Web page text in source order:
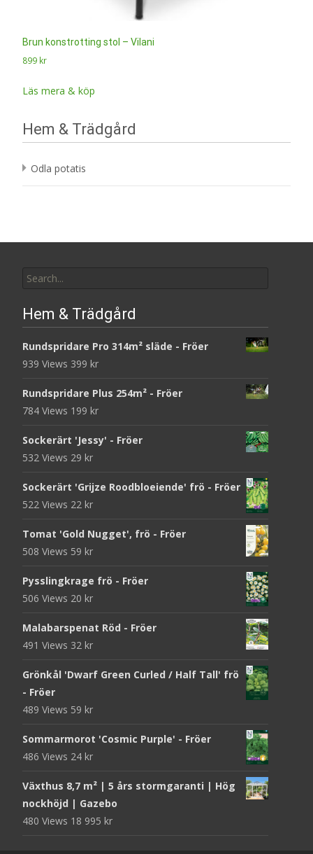
Brun konstrotting stol – Vilani
899 kr
Läs mera & köp
Hem & Trädgård
Odla potatis
for:
Hem & Trädgård
Rundspridare Pro 314m² släde - Fröer
939 Views 399 kr
Rundspridare Plus 254m² - Fröer
784 Views 199 kr
Sockerärt 'Jessy' - Fröer
532 Views 29 kr
Sockerärt 'Grijze Roodbloeiende' frö - Fröer
522 Views 22 kr
Tomat 'Gold Nugget', frö - Fröer
508 Views 59 kr
Pysslingkrage frö - Fröer
506 Views 20 kr
Malabarspenat Röd - Fröer
491 Views 32 kr
Grönkål 'Dwarf Green Curled / Half Tall' frö
- Fröer
489 Views 59 kr
Sommarmorot 'Cosmic Purple' - Fröer
486 Views 24 kr
Växthus 8,7 m² | 5 års stormgaranti | Hög
nockhöjd | Gazebo
480 Views 18 995 kr